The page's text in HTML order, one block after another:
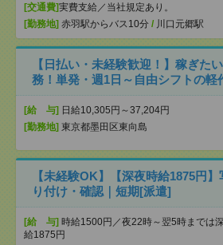
[交通費]実費支給／当社規定あり。
[勤務地] 赤羽駅からバス10分 / 川口元郷駅
【日払い・未経験歓迎！】稼ぎた
務！単発・週1日～自由シフトの軽
[給 与] 日給10,305円～37,204円
[勤務地] 東京都墨田区東向島
【未経験OK】【深夜時給1875円
り付け・確認｜短期[派遣]
[給 与] 時給1500円／夜22時～翌5時までは
給1875円